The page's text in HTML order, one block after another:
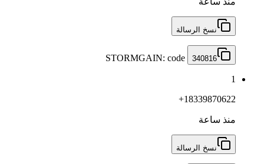
نسخ الرسالة
STORMGAIN: code 340816
1
+18339870622
منذ ساعة
نسخ الرسالة